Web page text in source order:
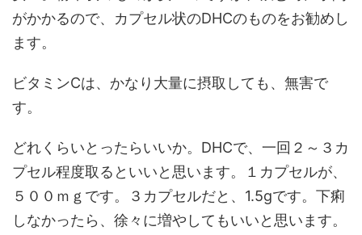
がかかるので、カプセル状のDHCのものをお勧めし
ます。
ビタミンCは、かなり大量に摂取しても、無害で
す。
どれくらいとったらいいか。DHCで、一回２～３カ
プセル程度取るといいと思います。１カプセルが、
５００ｍｇです。３カプセルだと、1.5gです。下痢
しなかったら、徐々に増やしてもいいと思います。